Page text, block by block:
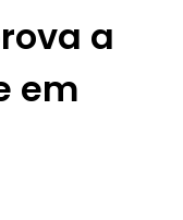
a
em